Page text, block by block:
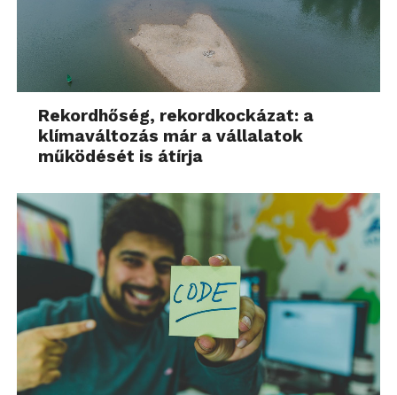
Rekordhőség, rekordkockázat: a
klímaváltozás már a vállalatok
működését is átírja